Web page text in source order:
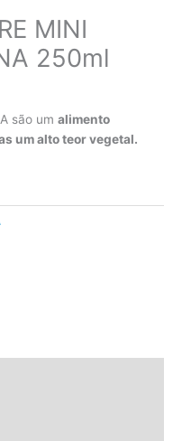
MINI
250ml
são um alimento
um alto teor vegetal.